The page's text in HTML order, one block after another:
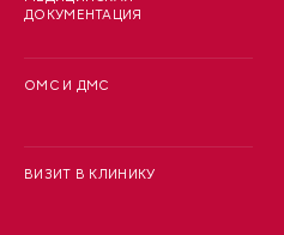
ДОКУМЕНТАЦИЯ
ОМС И ДМС
ВИЗИТ В КЛИНИКУ